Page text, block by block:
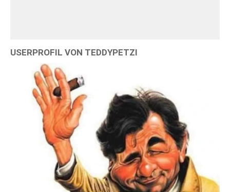
USERPROFIL VON TEDDYPETZI